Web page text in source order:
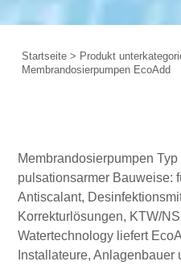
Startseite > Produkt
Membrandosierpumpen EcoAdd
Membrandosierpumpen
pulsationsarmer Bauweise:
Antiscalant,
Korrekturlösungen, KTW/
Watertechnology liefert
Installateure, Anlagenbauer